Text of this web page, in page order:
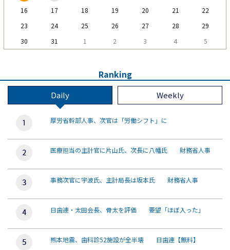
16
17 18 19 20 21
22
23
24 25 26 27 28
29
30
31 1 2 3 4 5
Ranking
Daily Weekly
厚労省幹部人事、次官は「労働シフト」に
医療担当の主計官に片山氏、次長に八幡氏 財務省人事
事務次官に宇波氏、主計局長は坂本氏 財務省人事
日歯連・太田会長、骨太を評価 要望「ほぼ入った」
熊本地震、歯科診52施設が全半壊 日歯連【無料】